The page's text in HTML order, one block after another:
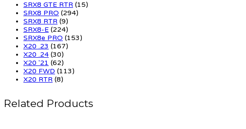
SRX8 GTE RTR (15)
SRX8 PRO (294)
SRX8 RTR (9)
SRX8-E (224)
SRX8e PRO (153)
X20 .23 (167)
X20 .24 (30)
X20 '21 (62)
X20 FWD (113)
X20 RTR (8)
Related Products